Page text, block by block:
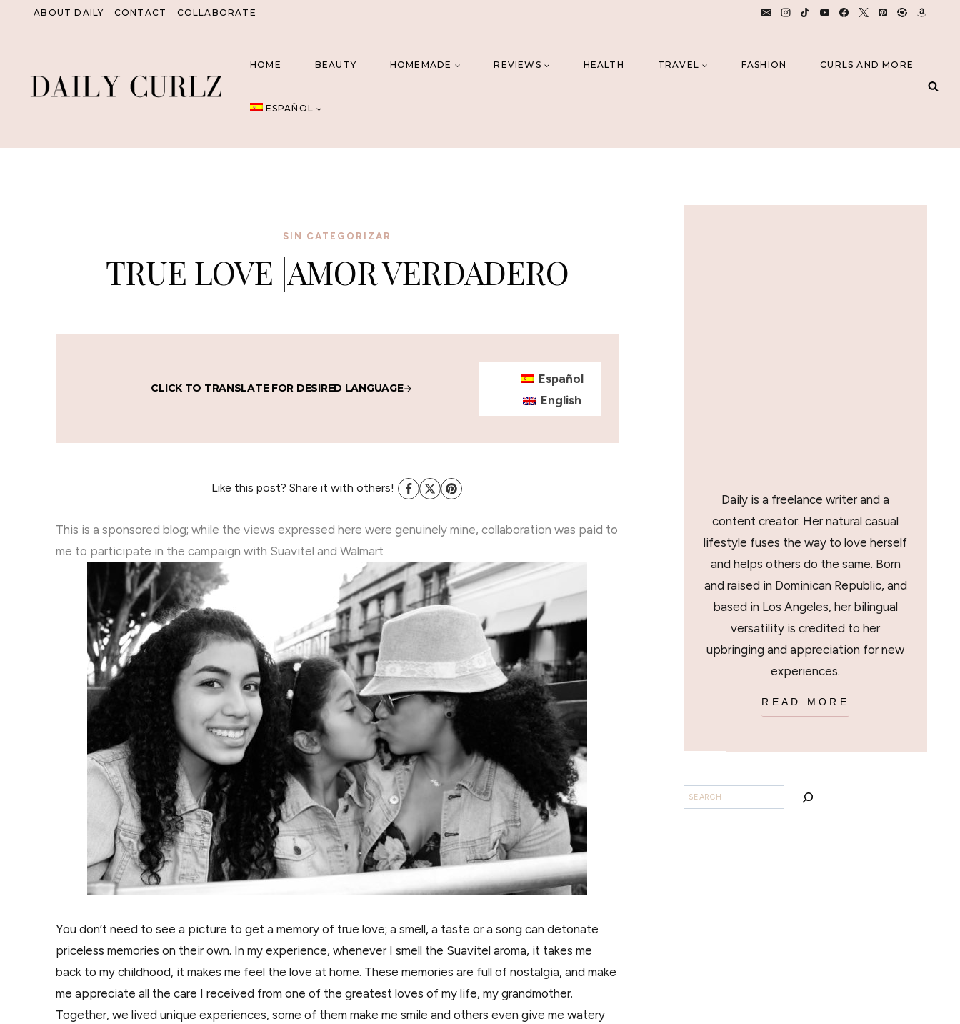
ABOUT DAILY CONTACT COLLABORATE
HOME BEAUTY HOMEMADE REVIEWS HEALTH TRAVEL FASHION CURLS AND MORE
ESPAÑOL
SIN CATEGORIZAR
TRUE LOVE |AMOR VERDADERO
CLICK TO TRANSLATE FOR DESIRED LANGUAGE
Español
English
Like this post? Share it with others!
This is a sponsored blog; while the views expressed here were genuinely mine, collaboration was paid to
me to participate in the campaign with Suavitel and Walmart
You don’t need to see a picture to get a memory of true love; a smell, a taste or a song can detonate
priceless memories on their own. In my experience, whenever I smell the Suavitel aroma, it takes me
back to my childhood, it makes me feel the love at home. These memories are full of nostalgia, and make
me appreciate all the care I received from one of the greatest loves of my life, my grandmother.
Together, we lived unique experiences, some of them make me smile and others even give me watery
Daily is a freelance writer and a
content creator. Her natural casual
lifestyle fuses the way to love herself
and helps others do the same. Born
and raised in Dominican Republic, and
based in Los Angeles, her bilingual
versatility is credited to her
upbringing and appreciation for new
experiences.
READ MORE